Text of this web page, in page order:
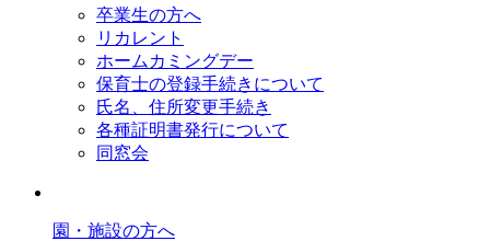
卒業生の方へ
リカレント
ホームカミングデー
保育士の登録手続きについて
氏名、住所変更手続き
各種証明書発行について
同窓会
園・施設の方へ